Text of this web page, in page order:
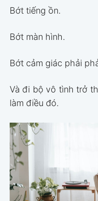
Bớt tiếng ồn.
Bớt màn hình.
Bớt cảm giác phải
Và đi bộ vô tình trở
làm điều đó.